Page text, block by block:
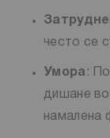
често се
Умора :
дишане
намалена